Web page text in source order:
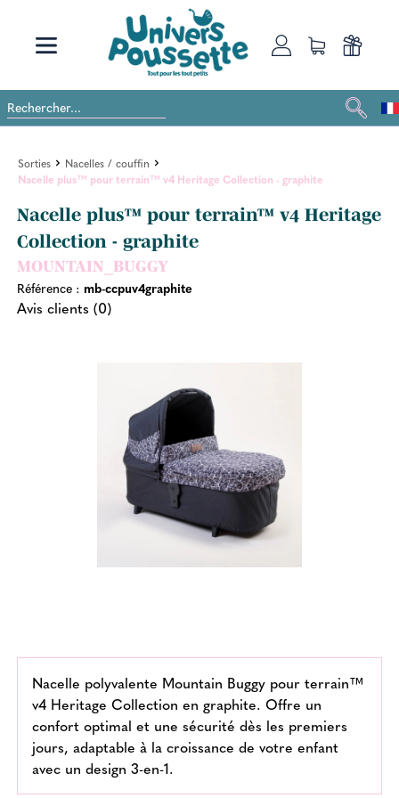
Sorties
Nacelles / couffin
Nacelle plus™ pour terrain™ v4 Heritage Collection - graphite
Nacelle plus™ pour terrain™ v4 Heritage
Collection - graphite
MOUNTAIN_BUGGY
Référence : mb-ccpuv4graphite
Avis clients (0)
Nacelle polyvalente Mountain Buggy pour terrain™
v4 Heritage Collection en graphite. Offre un
confort optimal et une sécurité dès les premiers
jours, adaptable à la croissance de votre enfant
avec un design 3-en-1.